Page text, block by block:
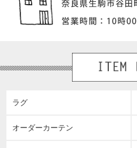
ラグ
オーダーカーテン